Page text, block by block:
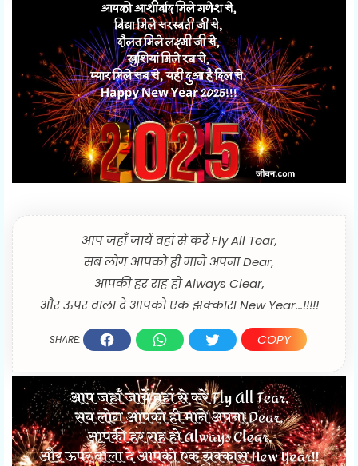
आप जहाँ जायें वहां से करें Fly All Tear,
सब लोग आपको ही माने अपना Dear,
आपकी हर राह हो Always Clear,
और ऊपर वाला दे आपको एक झक्कास New Year...!!!!!
SHARE: COPY